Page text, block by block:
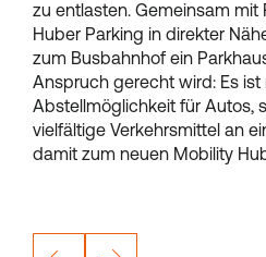
zu entlasten. Gemeinsam mit
Huber Parking in direkter
zum Busbahnhof ein
Anspruch gerecht wird: Es ist
Abstellmöglichkeit für Autos,
vielfältige Verkehrsmittel an
damit zum neuen Mobility